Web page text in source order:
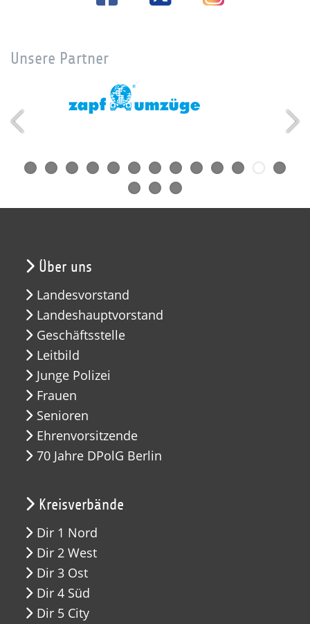
Unsere Partner
Über uns
Landesvorstand
Landeshauptvorstand
Geschäftsstelle
Leitbild
Junge Polizei
Frauen
Senioren
Ehrenvorsitzende
70 Jahre DPolG Berlin
Kreisverbände
Dir 1 Nord
Dir 2 West
Dir 3 Ost
Dir 4 Süd
Dir 5 City